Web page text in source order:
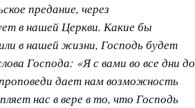
предание, через
в нашей Церкви. Какие бы
в нашей жизни, Господь будет
Господа: «Я с вами во все дни до
дает нам возможность
нас в вере в то, что Господь